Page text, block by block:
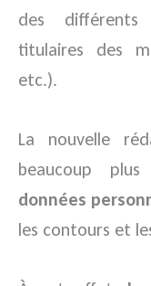
des différents
titulaires des
etc.).
La nouvelle
beaucoup
données
les contours et